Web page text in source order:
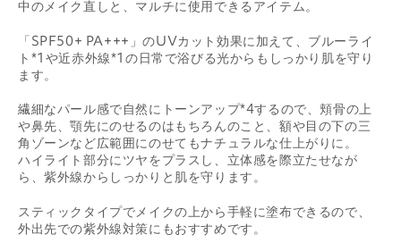
中のメイク直しと、マルチに使用できるアイテム。
「SPF50+ PA+++」のUVカット効果に加えて、ブルーライ
ト*1や近赤外線*1の日常で浴びる光からもしっかり肌を守り
ます。
繊細なパール感で自然にトーンアップ*4するので、頬骨の上
や鼻先、顎先にのせるのはもちろんのこと、額や目の下の三
角ゾーンなど広範囲にのせてもナチュラルな仕上がりに。
ハイライト部分にツヤをプラスし、立体感を際立たせなが
ら、紫外線からしっかりと肌を守ります。
スティックタイプでメイクの上から手軽に塗布できるので、
外出先での紫外線対策にもおすすめです。